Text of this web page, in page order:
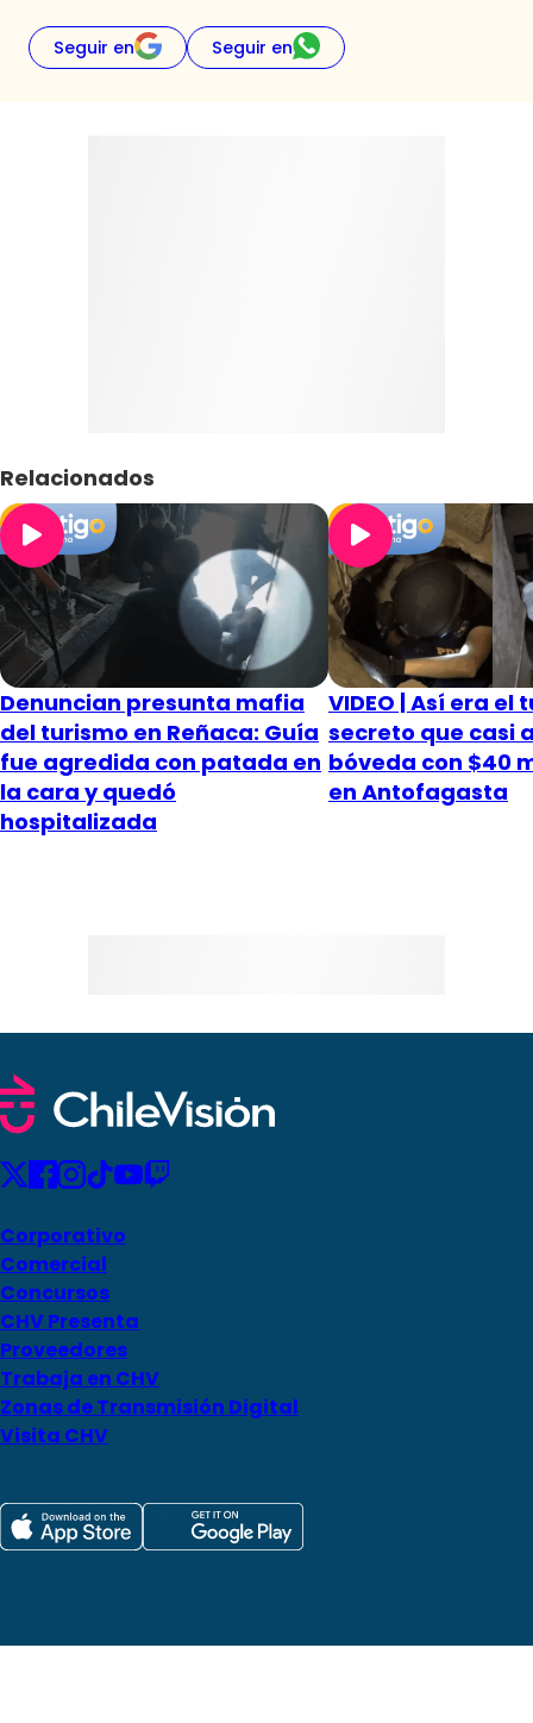
Seguir en Seguir en
Relacionados
Denuncian presunta mafia
del turismo en Reñaca: Guía
fue agredida con patada en
la cara y quedó
hospitalizada
VIDEO | Así era el
secreto que casi
bóveda con $40
en Antofagasta
Corporativo
Comercial
Concursos
CHV Presenta
Proveedores
Trabaja en CHV
Zonas de Transmisión Digital
Visita CHV